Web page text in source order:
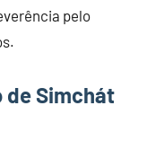
pelo
de Simchát